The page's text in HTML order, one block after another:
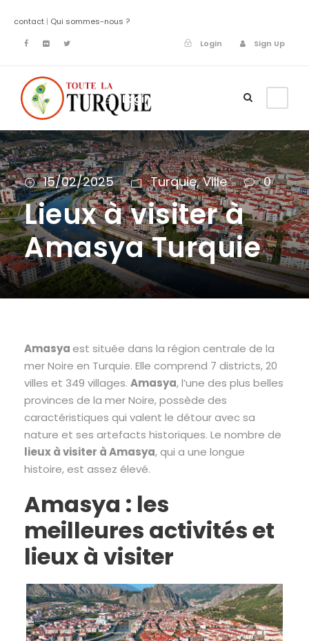
contact | Qui sommes-nous ?
Login
Sign Up
Login
15/02/2025 Turquie, Ville 0
Lieux à visiter à
Amasya Turquie
Amasyaest située dans la région centrale de la
mer Noire en Turquie. Elle comprend 7 districts, 20
villes et 349 villages. Amasya, l’une des plus belles
provinces de la mer Noire, possède des
caractéristiques qui valent le détour avec sa
nature et ses artefacts historiques. Le nombre de
lieux à visiter à Amasya, qui a une longue
histoire, est assez élevé.
Amasya : les
meilleures activités et
lieux à visiter